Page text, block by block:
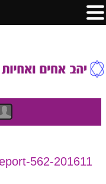
201611-monthlyReport-562